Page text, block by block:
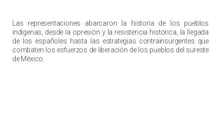
Las representaciones abarcaron la historia de los pueblos
indígenas, desde la opresión y la resistencia histórica, la llegada
de los españoles hasta las estrategias contrainsurgentes que
combaten los esfuerzos de liberación de los pueblos del sureste
de México.